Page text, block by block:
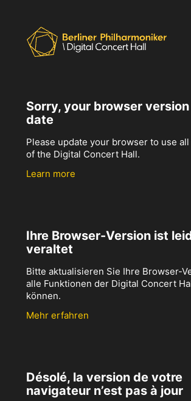
Sorry, your browser
date
Please update your browser to use
of the Digital Concert Hall.
Learn more
Ihre Browser-Version ist
veraltet
Bitte aktualisieren Sie Ihre Browser-
alle Funktionen der Digital Concert
können.
Mehr erfahren
Désolé, la version de votre
navigateur n’est pas à jour